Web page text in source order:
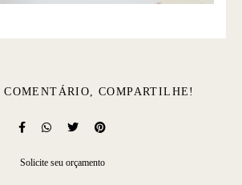
COMPARTILHE!
Solicite seu orçamento